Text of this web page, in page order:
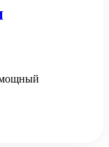
мощный